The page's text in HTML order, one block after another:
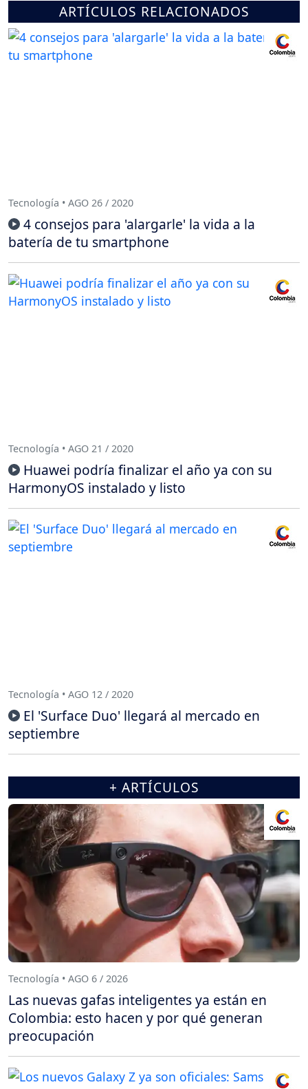
ARTÍCULOS RELACIONADOS
Tecnología • AGO 26 / 2020
4 consejos para 'alargarle' la vida a la
batería de tu smartphone
Tecnología • AGO 21 / 2020
Huawei podría finalizar el año ya con su
HarmonyOS instalado y listo
Tecnología • AGO 12 / 2020
El 'Surface Duo' llegará al mercado en
septiembre
+ ARTÍCULOS
Tecnología • AGO 6 / 2026
Las nuevas gafas inteligentes ya están en
Colombia: esto hacen y por qué generan
preocupación